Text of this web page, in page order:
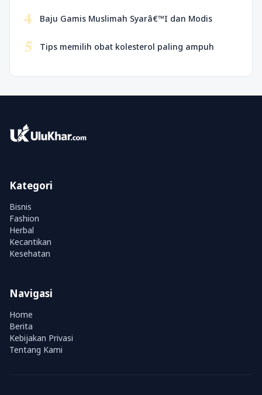
4 Baju Gamis Muslimah Syarâ€™I dan Modis
5 Tips memilih obat kolesterol paling ampuh
Kategori
Bisnis
Fashion
Herbal
Kecantikan
Kesehatan
Navigasi
Home
Berita
Kebijakan Privasi
Tentang Kami